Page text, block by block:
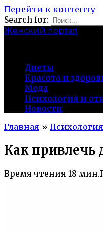
Перейти к контенту
Search for:
Женский портал
Диеты
Красота и
Мода
Психология и
Новости
Главная »
Как привлечь
Время чтения 18 мин.